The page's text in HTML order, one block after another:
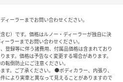
ーラーまでお問い合わせください。
む）です。価格はルノー・ディーラーが独自に決
ーラーまでお問い合わせください。
登録等に伴う諸費用、付属品価格は含まれており
ます。価格は予告なく変更する場合があります。
転倒防止にご注意ください。
。ご了承ください。 ●ボディカラー、内張り、
により実車と異なって見えることがありますので